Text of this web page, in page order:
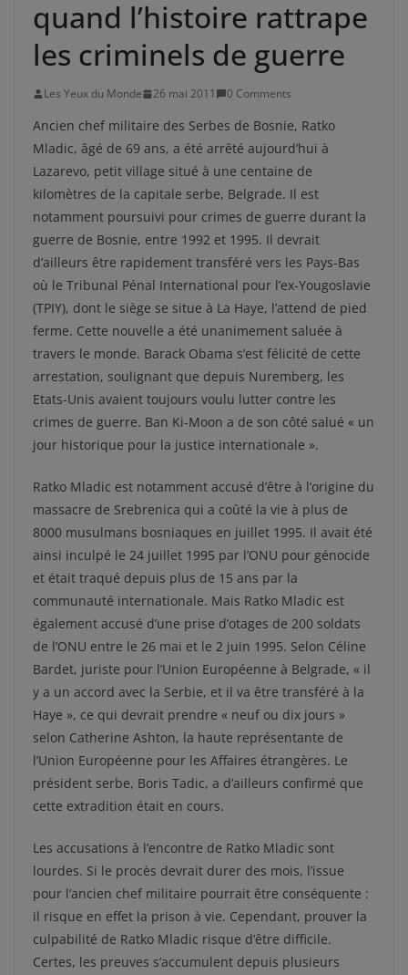
quand l’histoire rattrape
les criminels de guerre
Les Yeux du Monde 26 mai 2011 0 Comments
Ancien chef militaire des Serbes de Bosnie, Ratko
Mladic, âgé de 69 ans, a été arrêté aujourd’hui à
Lazarevo, petit village situé à une centaine de
kilomètres de la capitale serbe, Belgrade. Il est
notamment poursuivi pour crimes de guerre durant la
guerre de Bosnie, entre 1992 et 1995. Il devrait
d’ailleurs être rapidement transféré vers les Pays-Bas
où le Tribunal Pénal International pour l’ex-Yougoslavie
(TPIY), dont le siège se situe à La Haye, l’attend de pied
ferme. Cette nouvelle a été unanimement saluée à
travers le monde. Barack Obama s’est félicité de cette
arrestation, soulignant que depuis Nuremberg, les
Etats-Unis avaient toujours voulu lutter contre les
crimes de guerre. Ban Ki-Moon a de son côté salué « un
jour historique pour la justice internationale ».
Ratko Mladic est notamment accusé d’être à l’origine du
massacre de Srebrenica qui a coûté la vie à plus de
8000 musulmans bosniaques en juillet 1995. Il avait été
ainsi inculpé le 24 juillet 1995 par l’ONU pour génocide
et était traqué depuis plus de 15 ans par la
communauté internationale. Mais Ratko Mladic est
également accusé d’une prise d’otages de 200 soldats
de l’ONU entre le 26 mai et le 2 juin 1995. Selon Céline
Bardet, juriste pour l’Union Européenne à Belgrade, « il
y a un accord avec la Serbie, et il va être transféré à la
Haye », ce qui devrait prendre « neuf ou dix jours »
selon Catherine Ashton, la haute représentante de
l’Union Européenne pour les Affaires étrangères. Le
président serbe, Boris Tadic, a d’ailleurs confirmé que
cette extradition était en cours.
Les accusations à l’encontre de Ratko Mladic sont
lourdes. Si le procès devrait durer des mois, l’issue
pour l’ancien chef militaire pourrait être conséquente :
il risque en effet la prison à vie. Cependant, prouver la
culpabilité de Ratko Mladic risque d’être difficile.
Certes, les preuves s’accumulent depuis plusieurs